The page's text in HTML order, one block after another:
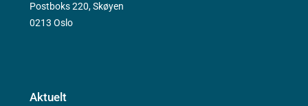
Postboks 220, Skøyen
0213 Oslo
Aktuelt